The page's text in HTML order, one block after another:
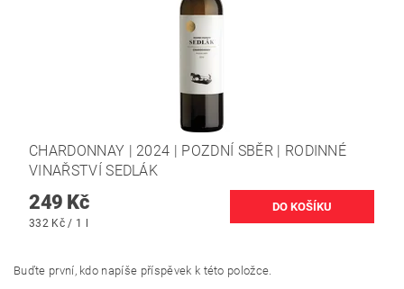
CHARDONNAY | 2024 | POZDNÍ SBĚR | RODINNÉ
VINAŘSTVÍ SEDLÁK
249 Kč
332 Kč / 1 l
Buďte první, kdo napíše příspěvek k této položce.